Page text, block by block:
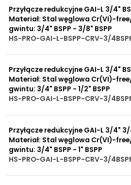
Przyłącze redukcyjne GAI-L 3/4"
Materiał: Stal węglowa Cr(VI)-
gwintu: 3/4" BSPP - 3/8" BSPP
HS-PRO-GAI-L-BSPP-CRV-3/
Przyłącze redukcyjne GAI-L 3/4"
Materiał: Stal węglowa Cr(VI)-
gwintu: 3/4" BSPP - 1/2" BSPP
HS-PRO-GAI-L-BSPP-CRV-3/
Przyłącze redukcyjne GAI-L 3/4" 3/
Materiał: Stal węglowa Cr(VI)-
gwintu: 3/4" BSPP - 1" BSPP
HS-PRO-GAI-L-BSPP-CRV-3/